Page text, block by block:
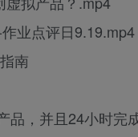
业点评日9.19.mp4
南
，并且24小时完